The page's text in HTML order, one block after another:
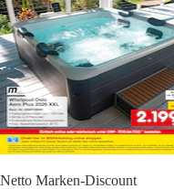
Netto Marken-Discount